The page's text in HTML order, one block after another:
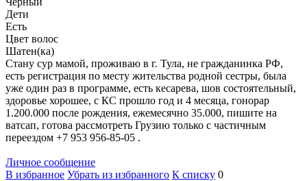
Дети
Есть
Цвет волос
Шатен(ка)
Стану сур мамой, проживаю в г. Тула, не гражданинка РФ,
есть регистрация по месту жительства родной сестры, была
уже один раз в программе, есть кесарева, шов состоятельный,
здоровье хорошее, с КС прошло год и 4 месяца, гонорар
1.200.000 после рождения, ежемесячно 35.000, пишите на
ватсап, готова рассмотреть Грузию только с частичным
переездом +7 953 956-85-05 .
Личное сообщение
В избранное Убрать из избранного К списку 0